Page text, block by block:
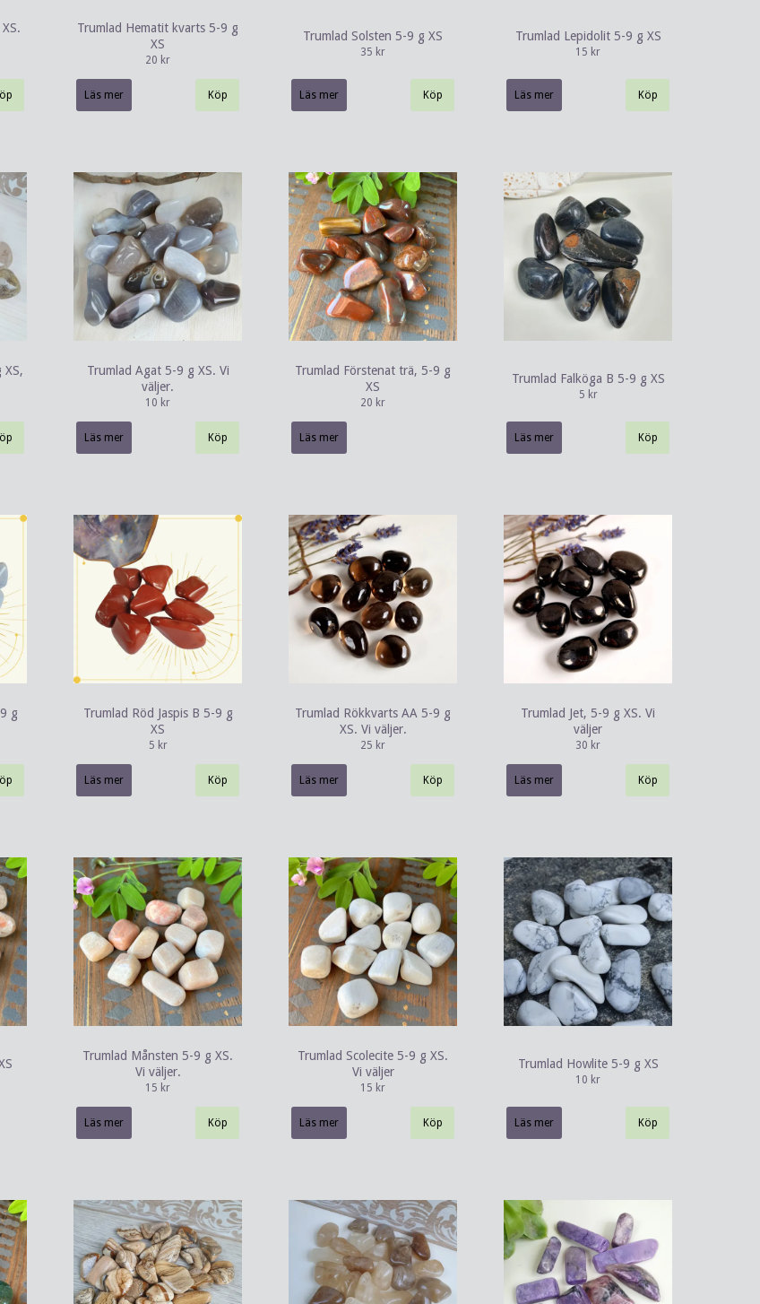
Trumlad Hematit kvarts 5-9 g
XS
20 kr
Läs mer
Trumlad Solsten 5-9 g XS
35 kr
Läs mer
Trumlad Lepidolit 5-9 g XS
15 kr
Läs mer
XS,
Trumlad Agat 5-9 g XS. Vi
väljer.
10 kr
Läs mer
Trumlad Förstenat trä, 5-9 g
XS
20 kr
Läs mer
Trumlad Falköga B 5-9 g XS
5 kr
Läs mer
g
Trumlad Röd Jaspis B 5-9 g
XS
5 kr
Läs mer
Trumlad Rökkvarts AA 5-9 g
XS. Vi väljer.
25 kr
Läs mer
Trumlad Jet, 5-9 g XS. Vi
väljer
30 kr
Läs mer
Trumlad Månsten 5-9 g XS.
Vi väljer.
15 kr
Läs mer
Trumlad Scolecite 5-9 g XS.
Vi väljer
15 kr
Läs mer
Trumlad Howlite 5-9 g XS
10 kr
Läs mer